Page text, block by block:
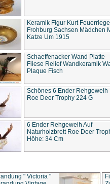
Keramik Figur Kurt Feuerriegel
Frohburg Sachsen Mädchen
Katze Um 1915
Schaeffenacker Wand Platte
Fliese Relief Wandkeramik
Plaque Fisch
Schönes 6 Ender Rehgeweih
Roe Deer Trophy 224 G
6 Ender Rehgeweih Auf
Naturholzbrett Roe Deer
Höhe: 34 Cm
" Victoria "